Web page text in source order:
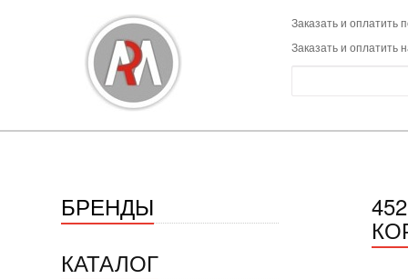
Заказать и оплатить
Заказать и оплатить
БРЕНДЫ
КАТАЛОГ